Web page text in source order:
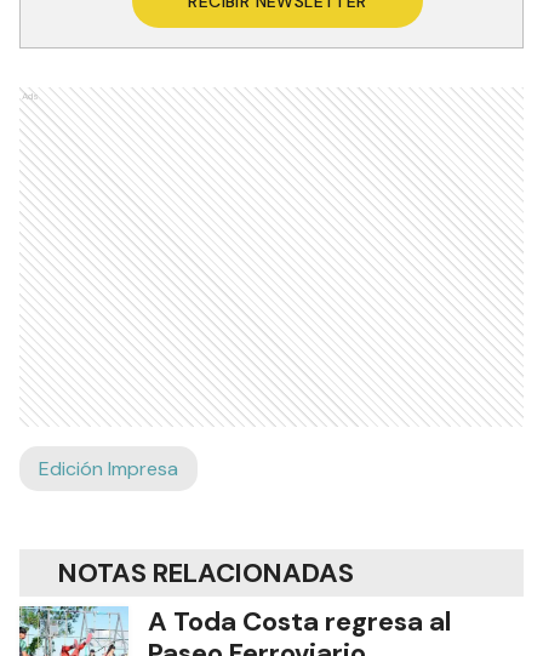
Ads
Edición Impresa
NOTAS RELACIONADAS
A Toda Costa regresa al